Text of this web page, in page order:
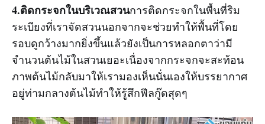
4.ติดกระจกในบริเวณสวนการติดกระจกในพื้นที่ริม
ระเบียงที่เราจัดสวนนอกจากจะช่วยทำให้พื้นที่โดย
รอบดูกว้างมากยิ่งขึ้นแล้วยังเป็นการหลอกตาว่ามี
จำนวนต้นไม้ในสวนเยอะเนื่องจากกระจกจะสะท้อน
ภาพต้นไม้กลับมาให้เรามองเห็นนั่นเองให้บรรยากาศ
อยู่ท่ามกลางต้นไม้ทำให้รู้สึกฟีลกู๊ดสุดๆ